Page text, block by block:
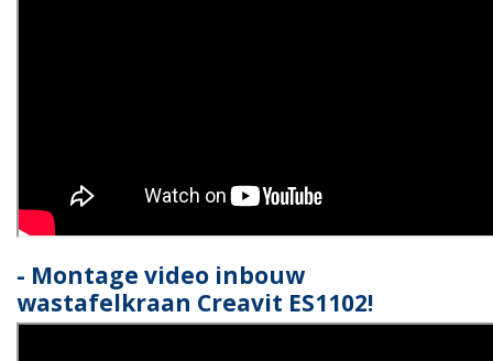
- Montage video inbouw
wastafelkraan Creavit ES1102!